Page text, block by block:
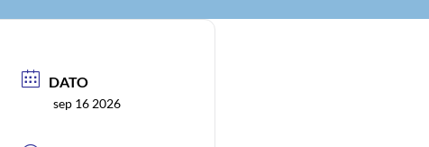
DATO
sep 16 2026